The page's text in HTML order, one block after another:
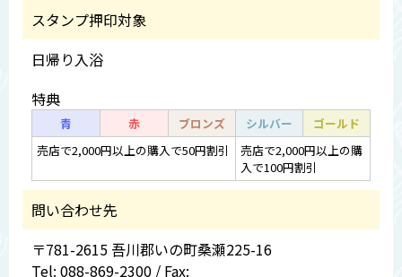
スタンプ押印対象
日帰り入浴
特典
青 赤 ブロンズ シルバー
ゴールド
売店で2,000円以上の購入で50円割引
売店で2,000円以上の購
入で100円割引
問い合わせ先
〒781-2615 吾川郡いの町桑瀬225-16
Tel: 088-869-2300 / Fax: